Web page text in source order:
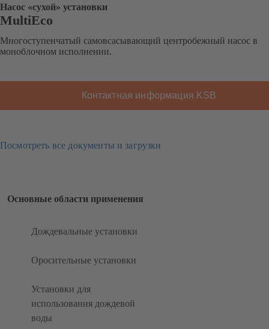
Насос «сухой» установки
MultiEco
Многоступенчатый самовсасывающий центробежный насос в
моноблочном исполнении.
Контактная информация KSB
Посмотреть все документы и загрузки
Основные области применения
Дождевальные установки
Оросительные установки
Установки для
использования дождевой
воды